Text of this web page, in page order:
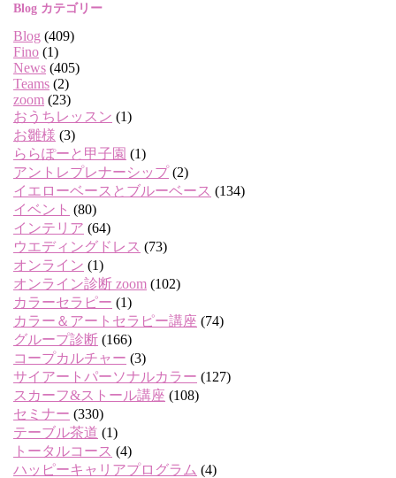
Blog カテゴリー
Blog (409)
Fino (1)
News (405)
Teams (2)
zoom (23)
おうちレッスン (1)
お雛様 (3)
ららぽーと甲子園 (1)
アントレプレナーシップ(2)
イエローベースとブルーベース (134)
イベント (80)
インテリア (64)
ウエディングドレス (73)
オンライン (1)
オンライン診断 zoom (102)
カラーセラピー (1)
カラー＆アートセラピー講座 (74)
グループ診断 (166)
コープカルチャー (3)
サイアートパーソナルカラー (127)
スカーフ&ストール講座 (108)
セミナー (330)
テーブル茶道 (1)
トータルコース (4)
ハッピーキャリアプログラム (4)